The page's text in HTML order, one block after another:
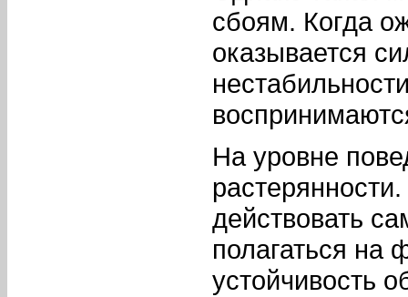
сбоям. Когда
оказывается
На уровне
действовать
полагаться на
устойчивость